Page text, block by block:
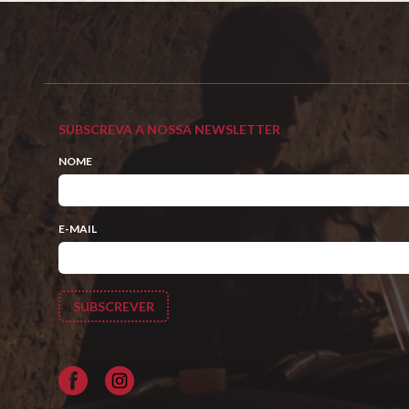
SUBSCREVA A NOSSA NEWSLETTER
NOME
E-MAIL
Facebook